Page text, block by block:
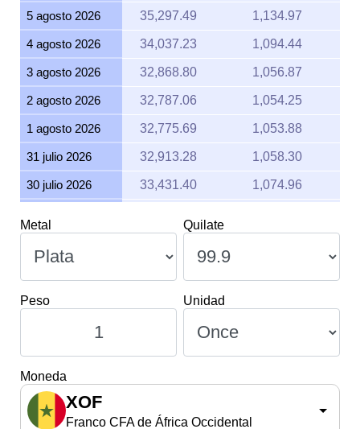
5 agosto 2026 35,297.49 1,134.97
4 agosto 2026 34,037.23 1,094.44
3 agosto 2026 32,868.80 1,056.87
2 agosto 2026 32,787.06 1,054.25
1 agosto 2026 32,775.69 1,053.88
31 julio 2026 32,913.28 1,058.30
30 julio 2026 33,431.40 1,074.96
26 julio 2026 33,543.66
24 julio 2026 33,772.92 1,085.95
23 julio 2026 33,171.31 1,066.60
22 julio 2026
Metal Quilate
Peso Unidad
Moneda
XOF
Franco CFA de África Occidental